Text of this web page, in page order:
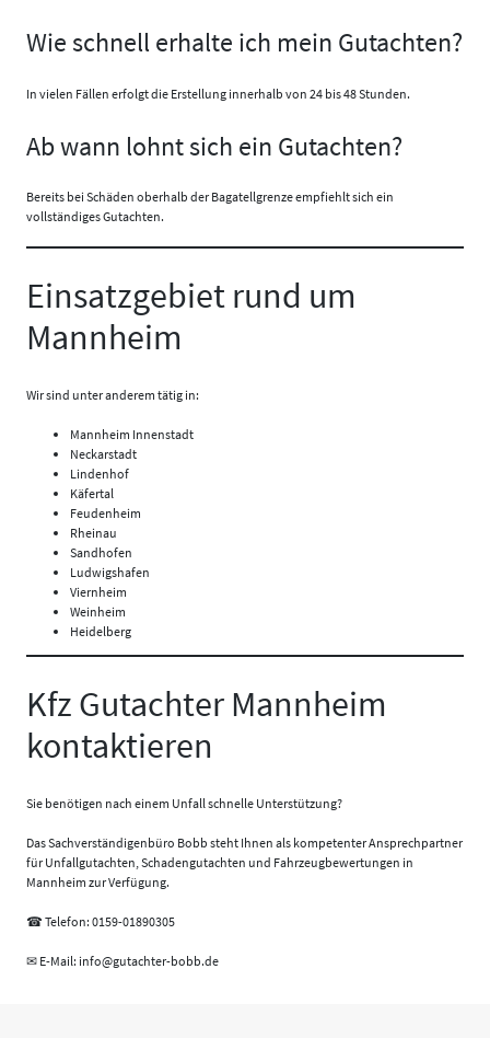
Wie schnell erhalte ich mein Gutachten?
In vielen Fällen erfolgt die Erstellung innerhalb von 24 bis 48 Stunden.
Ab wann lohnt sich ein Gutachten?
Bereits bei Schäden oberhalb der Bagatellgrenze empfiehlt sich ein
vollständiges Gutachten.
Einsatzgebiet rund um
Mannheim
Wir sind unter anderem tätig in:
Mannheim Innenstadt
Neckarstadt
Lindenhof
Käfertal
Feudenheim
Rheinau
Sandhofen
Ludwigshafen
Viernheim
Weinheim
Heidelberg
Kfz Gutachter Mannheim
kontaktieren
Sie benötigen nach einem Unfall schnelle Unterstützung?
Das Sachverständigenbüro Bobb steht Ihnen als kompetenter Ansprechpartner
für Unfallgutachten, Schadengutachten und Fahrzeugbewertungen in
Mannheim zur Verfügung.
☎ Telefon: 0159-01890305
✉ E-Mail: info@gutachter-bobb.de